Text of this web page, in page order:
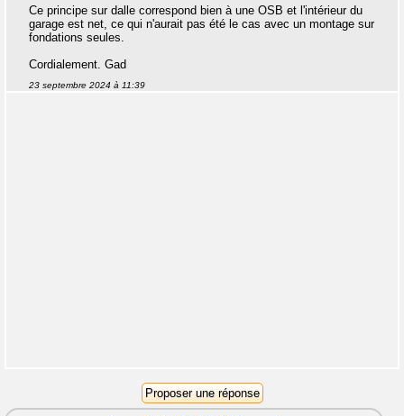
Ce principe sur dalle correspond bien à une OSB et l'intérieur du
garage est net, ce qui n'aurait pas été le cas avec un montage sur
fondations seules.
Cordialement. Gad
23 septembre 2024 à 11:39